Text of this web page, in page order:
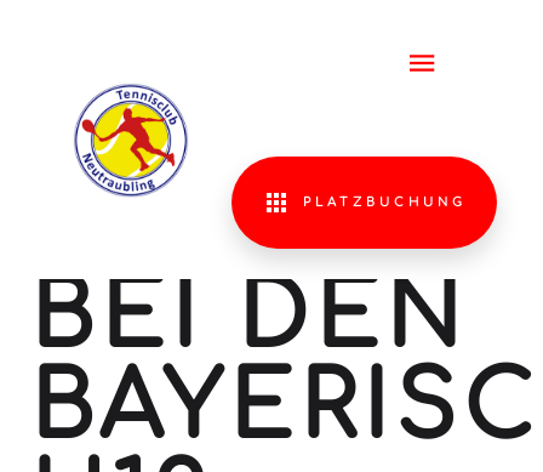
PLATZBUCHUNG
3. PLATZ
FÜR LIA
BEI DEN